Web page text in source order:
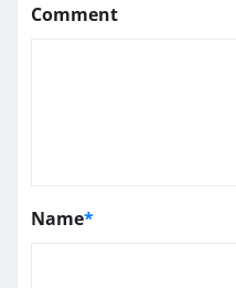
Comment
Name*